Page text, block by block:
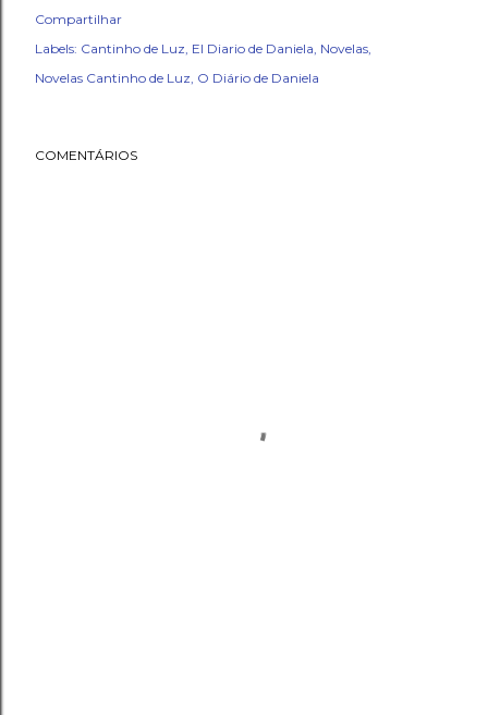
Compartilhar
Labels: Cantinho de Luz El Diario de Daniela Novelas
Novelas Cantinho de Luz O Diário de Daniela
COMENTÁRIOS